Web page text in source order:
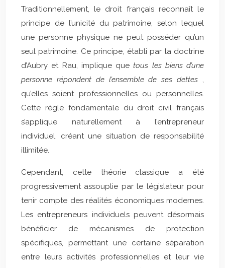
Traditionnellement, le droit français reconnaît le
principe de l’unicité du patrimoine, selon lequel
une personne physique ne peut posséder qu’un
seul patrimoine. Ce principe, établi par la doctrine
d’Aubry et Rau, implique quetous les biens d’une
personne répondent de l’ensemble de ses dettes ,
qu’elles soient professionnelles ou personnelles.
Cette règle fondamentale du droit civil français
s’applique naturellement à l’entrepreneur
individuel, créant une situation de responsabilité
illimitée.
Cependant, cette théorie classique a été
progressivement assouplie par le législateur pour
tenir compte des réalités économiques modernes.
Les entrepreneurs individuels peuvent désormais
bénéficier de mécanismes de protection
spécifiques, permettant une certaine séparation
entre leurs activités professionnelles et leur vie